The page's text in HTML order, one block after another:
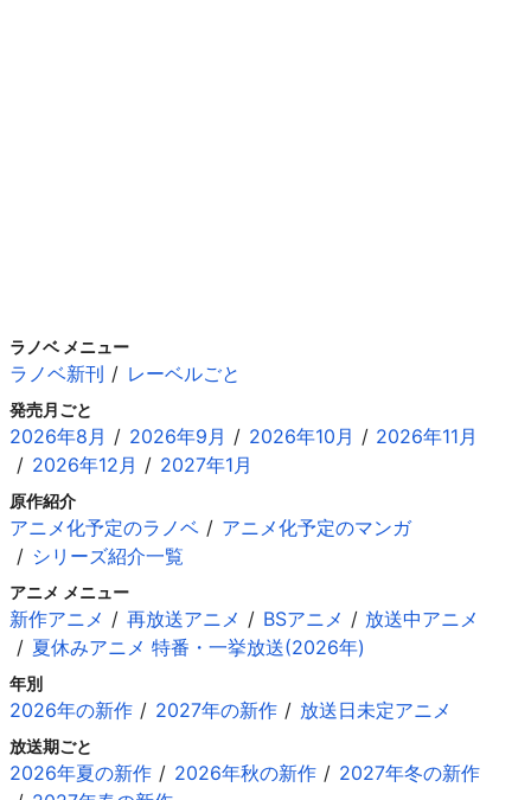
ラノベ メニュー
ラノベ新刊 レーベルごと
発売月ごと
2026年8月 2026年9月 2026年10月
2026年11月
2026年12月
2027年1月
原作紹介
アニメ化予定のラノベ
アニメ化予定のマンガ
シリーズ紹介一覧
アニメ メニュー
新作アニメ 再放送アニメ BSアニメ
放送中アニメ
夏休みアニメ 特番・一挙放送(2026年)
年別
2026年の新作 2027年の新作 放送日未定アニメ
放送期ごと
2026年夏の新作 2026年秋の新作
2027年冬の新作